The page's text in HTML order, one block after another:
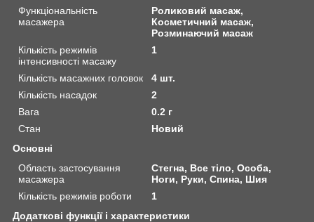
Функціональність
масажера
Роликовий масаж,
Косметичний масаж,
Розминаючий масаж
Кількість режимів
інтенсивності масажу
1
Кількість масажних головок
4 шт.
Кількість насадок
2
Вага
0.2 г
Стан
Новий
Основні
Область застосування
масажера
Стегна, Все тіло, Особа,
Ноги, Руки, Спина, Шия
Кількість режимів роботи
1
Додаткові функції і характеристики